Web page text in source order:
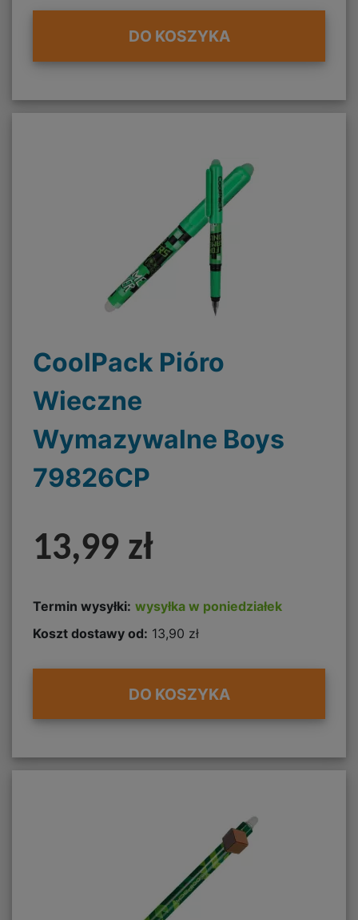
DO KOSZYKA
CoolPack Pióro
Wieczne
Wymazywalne Boys
79826CP
13,99 zł
Termin wysyłki: wysyłka w poniedziałek
Koszt dostawy od: 13,90 zł
DO KOSZYKA